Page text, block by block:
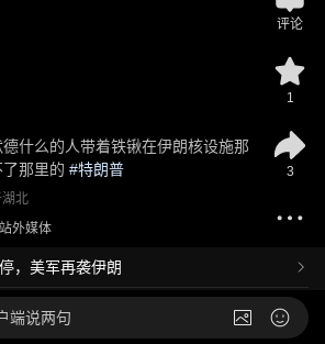
什么的人带着铁锹在伊朗核设施那
那里的 #特朗普
湖北
外媒体
，美军再袭伊朗
评论
1
3
端说两句